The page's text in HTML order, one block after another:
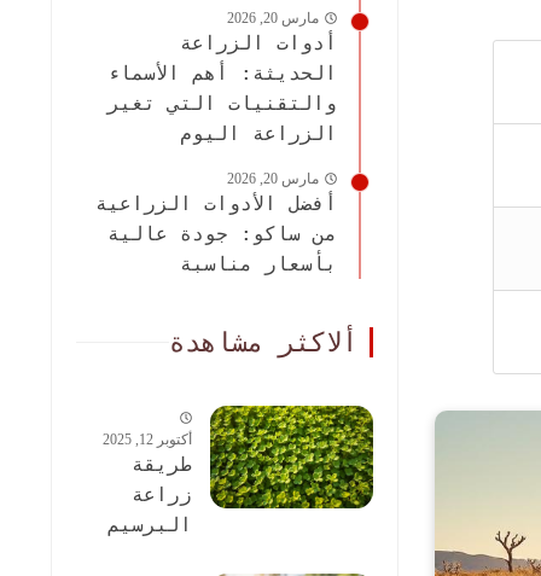
مارس 20, 2026
أدوات الزراعة
الحديثة: أهم الأسماء
والتقنيات التي تغير
الزراعة اليوم
مارس 20, 2026
أفضل الأدوات الزراعية
من ساكو: جودة عالية
بأسعار مناسبة
ألاكثر مشاهدة
أكتوبر 12, 2025
طريقة
زراعة
البرسيم